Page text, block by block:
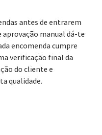
antes de entrarem
aprovação manual dá-te
encomenda cumpre
verificação final da
do cliente e
qualidade.